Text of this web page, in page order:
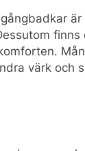
värk och